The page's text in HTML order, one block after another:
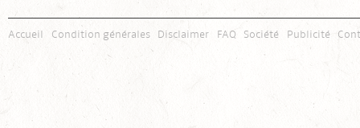
Accueil Condition générales Disclaimer FAQ Société Publicité